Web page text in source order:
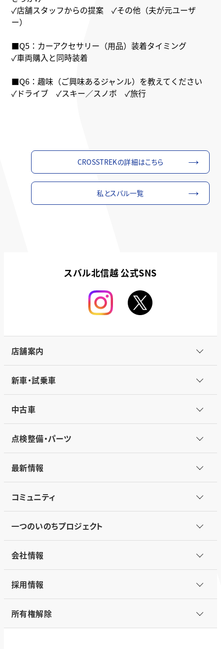
✓店舗スタッフからの提案 ✓その他（夫が元ユーザ
ー）
■Q5：カーアクセサリー（用品）装着タイミング
✓車両購入と同時装着
■Q6：趣味（ご興味あるジャンル）を教えてください
✓ドライブ ✓スキー／スノボ ✓旅行
CROSSTREKの詳細はこちら
私とスバル一覧
スバル北信越 公式SNS
店舗案内
新車・試乗車
中古車
点検整備・パーツ
最新情報
コミュニティ
一つのいのちプロジェクト
会社情報
採用情報
所有権解除